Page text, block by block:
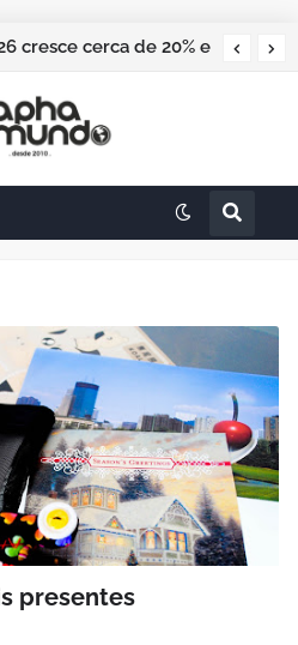
cresce cerca de 20% e
presentes